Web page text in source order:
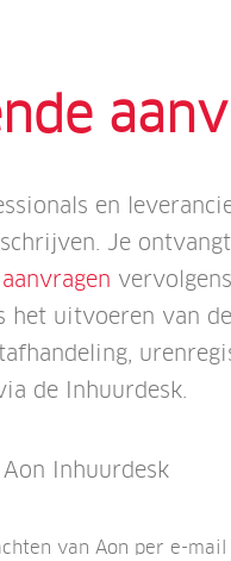
en
Je
het uitvoeren van
de Inhuurdesk.
Inhuurdesk
van Aon per e-mail